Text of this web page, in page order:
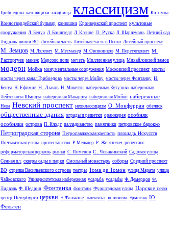
Грибоедова католицизм кладбища классицизм Коломна
Конногвардейский бульвар конюшни Кронверкский проспект культовые
сооружения Л. Бенуа Л. Бонштедт Л. Кленце Л. Руска Л. Шарлемань Летний сад
Лидваль линии ВО Литейная часть Литейная часть и Пески Литейный проспект
М. Земцов М. Лялевич М. Месмахер М. Овсянников М. Перетяткович М.
Расторгуев манеж Марсово поле мечеть Миллионная улица Михайловский замок
модерн Мойка монументальные сооружения Московский проспект мосты
мосты через канал Грибоедова мосты через Мойку мосты через Фонтанку Н.
Бенуа Н. Ефимов Н. Львов Н. Микетти набережная Кутузова набережная
Лейтенанта Шмидта набережная Макарова набережная Мойки набережные
Нева Невский проспект неоклассицизм О. Монферран обелиск
общественные здания ограды и решетки оранжерея особняк
особняки острова П. Клодт палладианство памятники петровское барокко
Петроградская сторона Петропавловская крепость площадь Искусств
Почтамтская улица протестанство Р. Мельцер Р. Желязевич ренессанс
реформаторская церковь рынки С. Пименов С. Чевакинский Садовая улица
Сенная пл. скверы сады и парки Смольный монастырь соборы Средний проспект
ВО стрелка Васильевского острова театры Тома де Томон улица Марата улица
Чайковского Университетская набережная усадьба усадьбы Ф. Демерцов Ф.
Лидваль Ф. Шедрин Фонтанка фонтаны Фурштадская улица Царское село
центр Петербурга церкви Э. Фальконе эклектика эллинизм Эрмитаж Ю.
Фельтен